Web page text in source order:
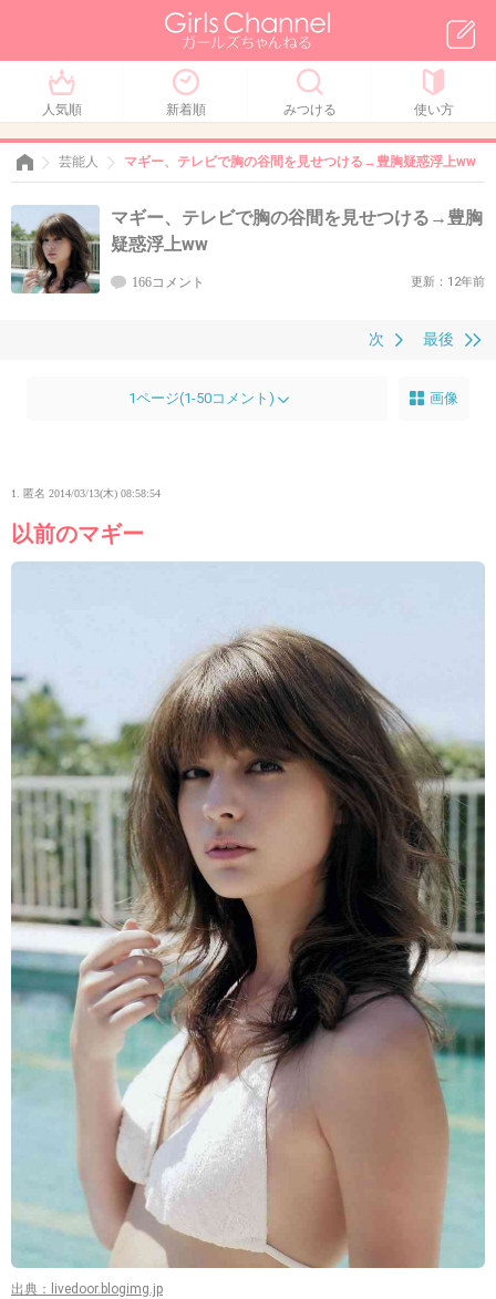
人気順 新着順 みつける 使い方
芸能人 マギー、テレビで胸の谷間を見せつける→豊胸疑惑浮上ww
マギー、テレビで胸の谷間を見せつける→豊胸
疑惑浮上ww
166コメント 更新：12年前
最後
次
1ページ(1-50コメント) 画像
1. 匿名 2014/03/13(木) 08:58:54
以前のマギー
出典：livedoor.blogimg.jp